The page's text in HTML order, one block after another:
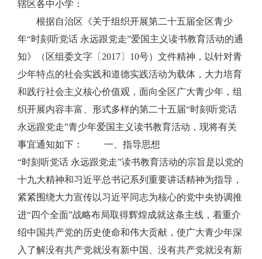
互动回应
数据专题
辖区各中小学：
根据自治区《关于组织开展第二十五届全区青少
年“时刻听党话 永远跟党走”爱国主义读书教育活动的通
知》（区组委文字〔2017〕10号）文件精神，以针对青
少年特点的社会实践和道德实践活动为载体，大力培育
和践行社会主义核心价值观，面向全区广大青少年，组
织开展内容丰富、形式多样的第二十五届“时刻听党话
永远跟党走”青少年爱国主义读书教育活动，现将有关
事宜通知如下： 一、指导思想
“时刻听党话 永远跟党走”读书教育活动的宗旨是以党的
十九大精神和习近平总书记系列重要讲话精神为指导，
紧紧围绕大力宣传以习近平同志为核心的党中央协调推
进“四个全面”战略布局取得辉煌成就这条主线，着重介
绍中国共产党的历史使命和伟大贡献，使广大青少年深
入了解没有共产党就没有新中国、没有共产党就没有新